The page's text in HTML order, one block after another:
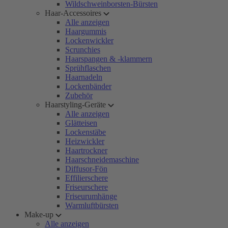
Wildschweinborsten-Bürsten
Haar-Accessoires
Alle anzeigen
Haargummis
Lockenwickler
Scrunchies
Haarspangen & -klammern
Sprühflaschen
Haarnadeln
Lockenbänder
Zubehör
Haarstyling-Geräte
Alle anzeigen
Glätteisen
Lockenstäbe
Heizwickler
Haartrockner
Haarschneidemaschine
Diffusor-Fön
Effilierschere
Friseurschere
Friseurumhänge
Warmluftbürsten
Make-up
Alle anzeigen